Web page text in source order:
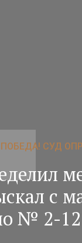
СУД
с
№ 2-